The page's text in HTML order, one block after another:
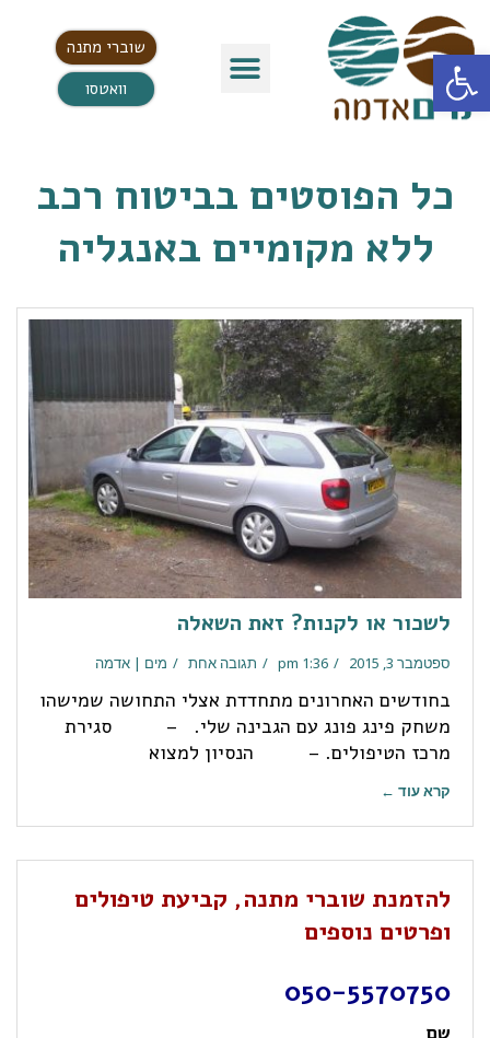
פתח סרגל נגישות
שוברי מתנה
וואטסו
כל הפוסטים בביטוח רכב
ללא מקומיים באנגליה
לשכור או לקנות? זאת השאלה
ספטמבר 3, 2015 1:36 pm תגובה אחת מים | אדמה
בחודשים האחרונים מתחדדת אצלי התחושה שמישהו
משחק פינג פונג עם הגבינה שלי. – סגירת
מרכז הטיפולים. – הנסיון למצוא
קרא עוד ←
להזמנת שוברי מתנה, קביעת טיפולים
ופרטים נוספים
050-5570750
שם